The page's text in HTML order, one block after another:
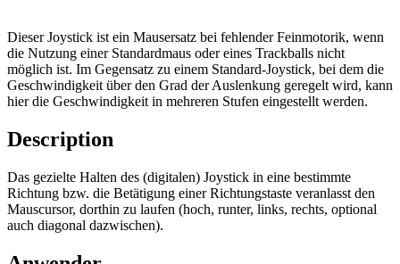
Dieser Joystick ist ein Mausersatz bei fehlender Feinmotorik, wenn
die Nutzung einer Standardmaus oder eines Trackballs nicht
möglich ist. Im Gegensatz zu einem Standard-Joystick, bei dem die
Geschwindigkeit über den Grad der Auslenkung geregelt wird, kann
hier die Geschwindigkeit in mehreren Stufen eingestellt werden.
Description
Das gezielte Halten des (digitalen) Joystick in eine bestimmte
Richtung bzw. die Betätigung einer Richtungstaste veranlasst den
Mauscursor, dorthin zu laufen (hoch, runter, links, rechts, optional
auch diagonal dazwischen).